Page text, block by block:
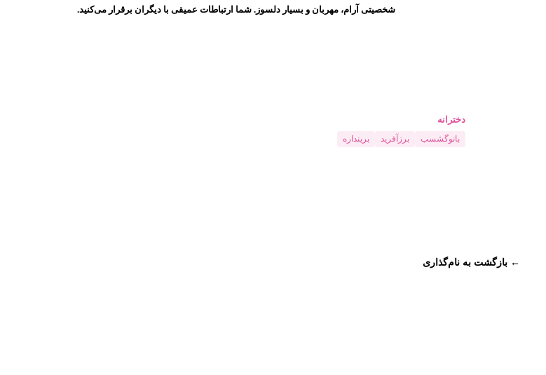
شخصیتی آرام، مهربان و بسیار دلسوز. شما ارتباطات عمیقی با دیگران برقرار می‌کنید.
دخترانه
بانوگشسب برزآفرید برینداره
← بازگشت به نام‌گذاری